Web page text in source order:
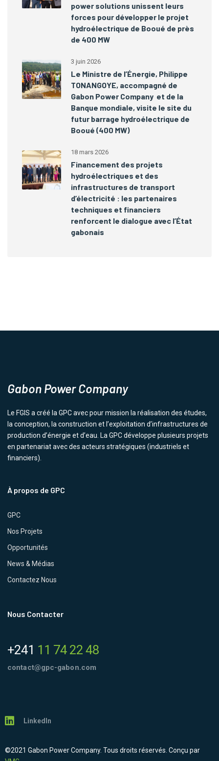
power solutions unissent leurs
forces pour développer le projet
hydroélectrique de Booué de près
de 400 MW
3 juin 2026
Le Ministre de l’Énergie, Philippe
TONANGOYE, accompagné de
Gabon Power Company et de la
Banque mondiale, visite le site du
futur barrage hydroélectrique de
Booué (400 MW)
18 mars 2026
Financement des projets
hydroélectriques et des
infrastructures de transport
d’électricité : les partenaires
techniques et financiers
renforcent le dialogue avec l’État
gabonais
Gabon Power Company
Le FGIS a créé la GPC avec pour mission la réalisation des études,
la conception, la construction et l’exploitation d’infrastructures de
production d’énergie et d’eau. La GPC développe plusieurs projets
en partenariat avec des acteurs stratégiques (industriels et
financiers).
À propos de GPC
GPC
Nos Projets
Opportunités
News & Médias
Contactez Nous
Nous Contacter
+241 11 74 22 48
contact@gpc-gabon.com
LinkedIn
©2021 Gabon Power Company. Tous droits réservés. Conçu par